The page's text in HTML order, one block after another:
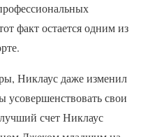
факт остается одним из
Никлаус даже изменил
усовершенствовать свои
счет Никлаус